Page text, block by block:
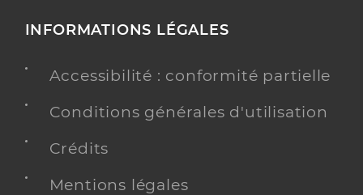
INFORMATIONS LÉGALES
Accessibilité : conformité partielle
Conditions générales d'utilisation
Crédits
Mentions légales